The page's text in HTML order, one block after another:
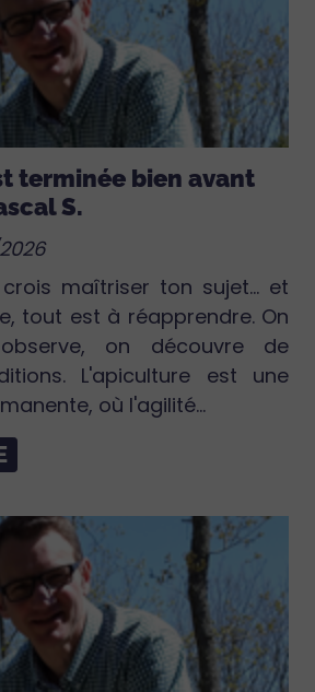
terminée bien avant
S.
maîtriser ton sujet… et
tout est à réapprendre. On
on découvre de
L'apiculture est une
où l'agilité...